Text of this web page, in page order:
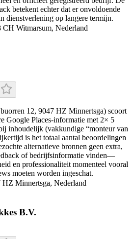
betekent echter dat er onvoldoende
dienstverlening op langere termijn.
Witmarsum, Nederland
12, 9047 HZ Minnertsga) scoort
Google Places-informatie met 2× 5
inhoudelijk (vakkundige “monteur van
is het totaal aantal beoordelingen
alternatieve bronnen geen extra,
of bedrijfsinformatie vinden—
en professionaliteit momenteel vooral
moeten worden ingeschat.
Minnertsga, Nederland
B.V.